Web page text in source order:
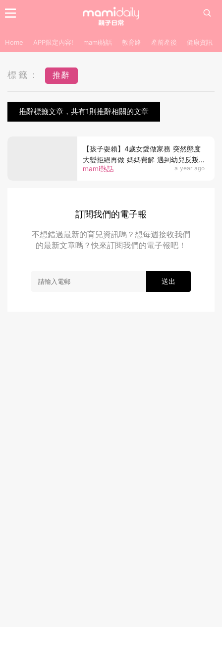
Home APP限定內容! mami熱話 教育路 產前產後 健康資訊
標籤： 推辭
推辭標籤文章，共有1則推辭相關的文章
mami熱話 a year ago
【孩子耍賴】4歲女愛做家務 突然態度
大變拒絕再做 媽媽費解 遇到幼兒反叛
期點算好？
訂閱我們的電子報
不想錯過最新的育兒資訊嗎？想每週接收我們
的最新文章嗎？快來訂閱我們的電子報吧！
送出